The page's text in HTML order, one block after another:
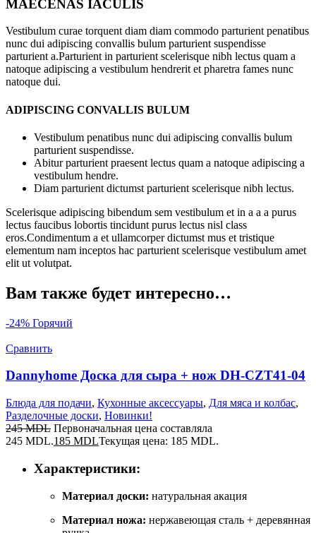
MAECENAS IACULIS
Vestibulum curae torquent diam diam commodo parturient penatibus
nunc dui adipiscing convallis bulum parturient suspendisse
parturient a.Parturient in parturient scelerisque nibh lectus quam a
natoque adipiscing a vestibulum hendrerit et pharetra fames nunc
natoque dui.
ADIPISCING CONVALLIS BULUM
Vestibulum penatibus nunc dui adipiscing convallis bulum
parturient suspendisse.
Abitur parturient praesent lectus quam a natoque adipiscing a
vestibulum hendre.
Diam parturient dictumst parturient scelerisque nibh lectus.
Scelerisque adipiscing bibendum sem vestibulum et in a a a purus
lectus faucibus lobortis tincidunt purus lectus nisl class
eros.Condimentum a et ullamcorper dictumst mus et tristique
elementum nam inceptos hac parturient scelerisque vestibulum amet
elit ut volutpat.
Вам также будет интересно…
-24% Горячий
Сравнить
Dannyhome Доска для сыра + нож DH-CZT41-04
Блюда для подачи, Кухонные аксессуары, Для мяса и колбас,
Разделочные доски, Новинки!
245MDL Первоначальная цена составляла
245 MDL.185 MDLТекущая цена: 185 MDL.
Характеристики:
Материал доски: натуральная акация
Материал ножа: нержавеющая сталь + деревянная